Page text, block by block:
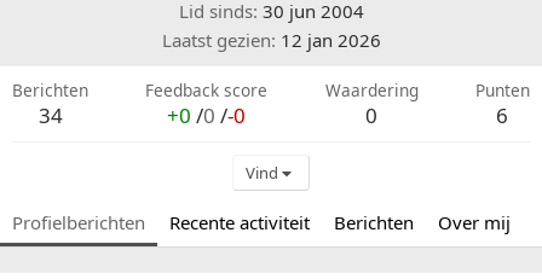
Lid sinds 30 jun 2004
Laatst gezien 12 jan 2026
Berichten
34
Feedback score
+0 /0 /-0
Waardering
0
Punten
6
Vind
Profielberichten Recente activiteit Berichten Over mij